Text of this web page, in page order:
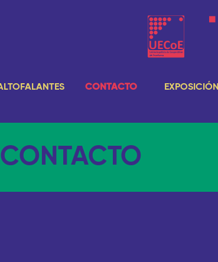
CONTACTO EXPOSICIÓN
CONTACTO